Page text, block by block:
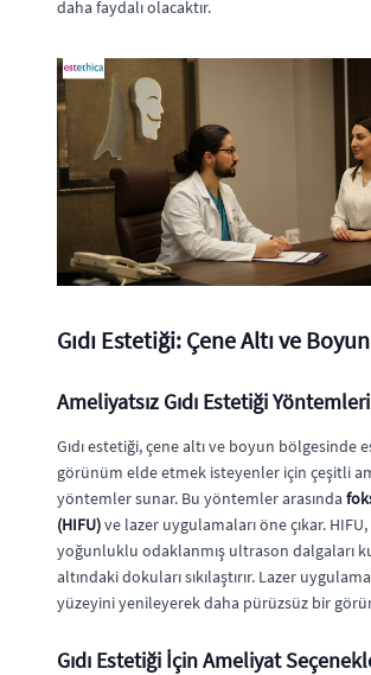
daha faydalı olacaktır.
Gıdı Estetiği: Çene Altı ve
Ameliyatsız Gıdı Estetiği Yöntemleri
Gıdı estetiği, çene altı ve boyun bölgesinde
görünüm elde etmek isteyenler için çeşitli
yöntemler sunar. Bu yöntemler arasında
(HIFU)ve lazer uygulamaları öne çıkar.
yoğunluklu odaklanmış ultrason dalgaları
altındaki dokuları sıkılaştırır. Lazer
yüzeyini yenileyerek daha pürüzsüz bir
Gıdı Estetiği İçin Ameliyat